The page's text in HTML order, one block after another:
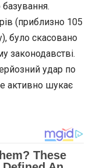
(приблизно 105
було скасовано
законодавстві.
удар по
активно шукає